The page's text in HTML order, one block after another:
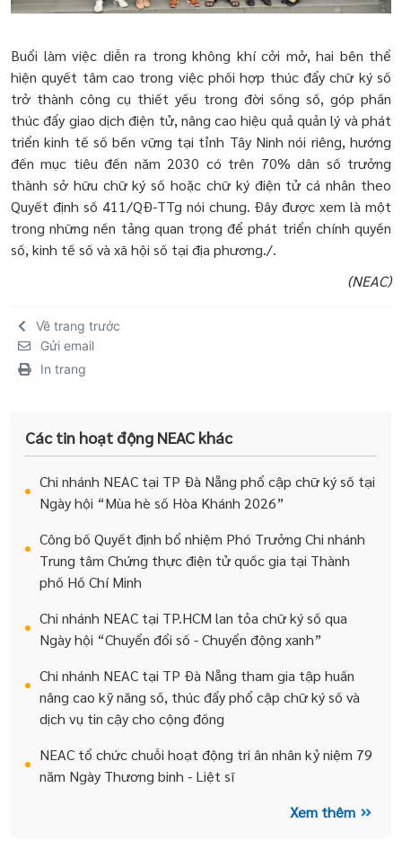
Buổi làm việc diễn ra trong không khí cởi mở, hai bên thể
hiện quyết tâm cao trong việc phối hợp thúc đẩy chữ ký số
trở thành công cụ thiết yếu trong đời sống số, góp phần
thúc đẩy giao dịch điện tử, nâng cao hiệu quả quản lý và phát
triển kinh tế số bền vững tại tỉnh Tây Ninh nói riêng, hướng
đến mục tiêu đến năm 2030 có trên 70% dân số trưởng
thành sở hữu chữ ký số hoặc chữ ký điện tử cá nhân theo
Quyết định số 411/QĐ-TTg nói chung. Đây được xem là một
trong những nền tảng quan trọng để phát triển chính quyền
số, kinh tế số và xã hội số tại địa phương./.
(NEAC)
Về trang trước
Gửi email
In trang
Các tin hoạt động NEAC khác
Chi nhánh NEAC tại TP Đà Nẵng phổ cập chữ ký số tại
Ngày hội “Mùa hè số Hòa Khánh 2026”
Công bố Quyết định bổ nhiệm Phó Trưởng Chi nhánh
Trung tâm Chứng thực điện tử quốc gia tại Thành
phố Hồ Chí Minh
Chi nhánh NEAC tại TP.HCM lan tỏa chữ ký số qua
Ngày hội “Chuyển đổi số - Chuyển động xanh”
Chi nhánh NEAC tại TP Đà Nẵng tham gia tập huấn
nâng cao kỹ năng số, thúc đẩy phổ cập chữ ký số và
dịch vụ tin cậy cho cộng đồng
NEAC tổ chức chuỗi hoạt động tri ân nhân kỷ niệm 79
năm Ngày Thương binh - Liệt sĩ
Xem thêm